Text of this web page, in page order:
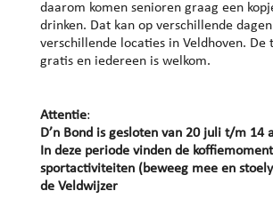
daarom komen senioren graag een
drinken. Dat kan op verschillende
verschillende locaties in Veldhoven. De
gratis en iedereen is welkom.
Attentie:
D’n Bond is gesloten van 20 juli t/m 14
In deze periode vinden de
sportactiviteiten (beweeg mee en
de Veldwijzer